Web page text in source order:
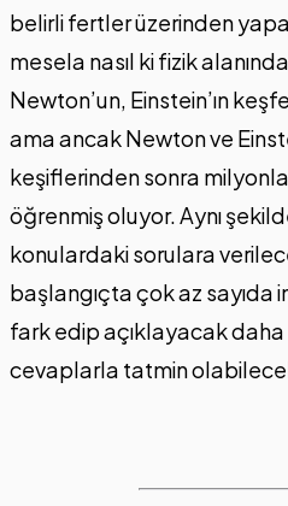
belirli fertler üzerinden
mesela nasıl ki fizik
Newton’un, Einstein’ın
ama ancak Newton ve
keşiflerinden sonra
öğrenmiş oluyor. Aynı
konulardaki sorulara
başlangıçta çok az sayıda
fark edip açıklayacak
cevaplarla tatmin